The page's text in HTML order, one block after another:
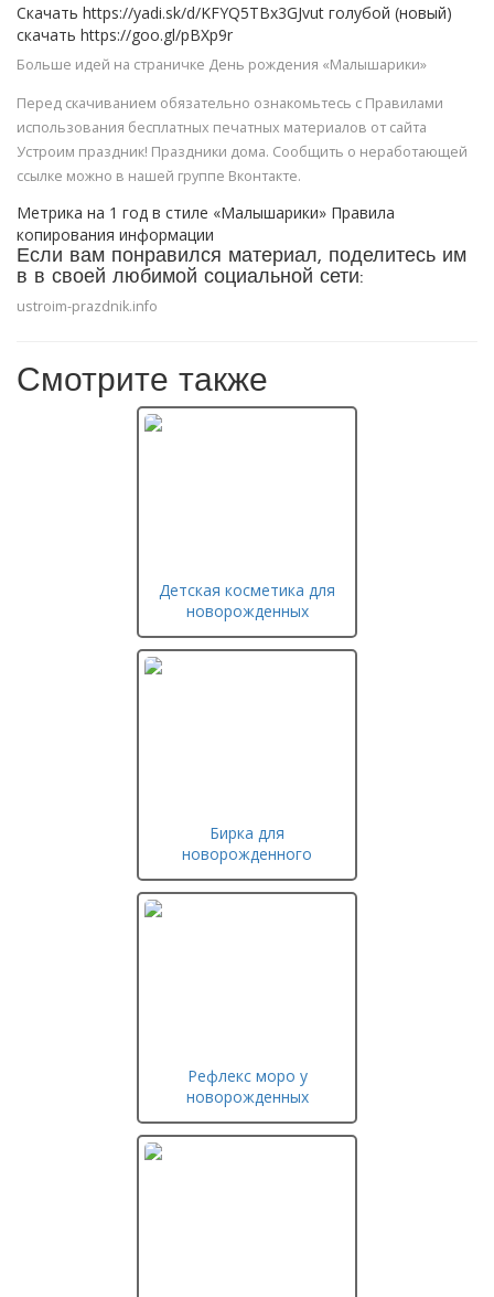
Скачать https://yadi.sk/d/KFYQ5TBx3GJvut голубой (новый)
скачать https://goo.gl/pBXp9r
Больше идей на страничке День рождения «Малышарики»
Перед скачиванием обязательно ознакомьтесь с Правилами
использования бесплатных печатных материалов от сайта
Устроим праздник! Праздники дома. Сообщить о неработающей
ссылке можно в нашей группе Вконтакте.
Метрика на 1 год в стиле «Малышарики» Правила
копирования информации
Если вам понравился материал, поделитесь им
в в своей любимой социальной сети:
ustroim-prazdnik.info
Смотрите также
Детская косметика для
новорожденных
Бирка для
новорожденного
Рефлекс моро у
новорожденных